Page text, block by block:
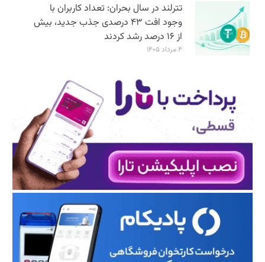
تترلند در سال بحران: تعداد کاربران با
وجود افت ۴۳ درصدی جذب جدید، بیش
از ۱۶ درصد رشد کردند
۴ مرداد ۱۴۰۵